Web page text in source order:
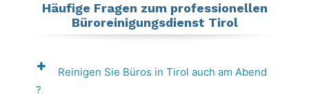
Häufige Fragen zum professionellen
Büroreinigungsdienst Tirol
Reinigen Sie Büros in Tirol auch am Abend
?